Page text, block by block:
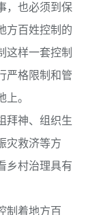
，也必须到保
方百姓控制的
这样一套控制
严格限制和管
。
拜神、组织生
灾救济等方
乡村治理具有
制着地方百